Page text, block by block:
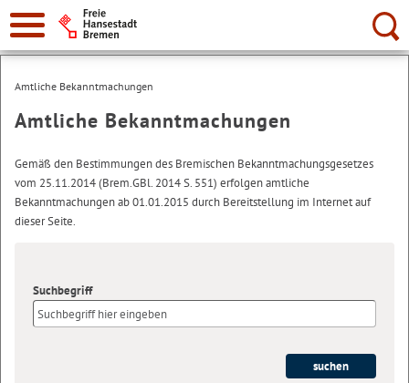
Suche:
Amtliche Bekanntmachungen
Amtliche Bekanntmachungen
Gemäß den Bestimmungen des Bremischen Bekanntmachungsgesetzes
vom 25.11.2014 (Brem.GBl. 2014 S. 551) erfolgen amtliche
Bekanntmachungen ab 01.01.2015 durch Bereitstellung im Internet auf
dieser Seite.
Suchbegriff